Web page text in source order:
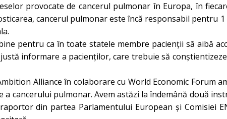
provocate de cancerul pulmonar în Europa, în
cancerul pulmonar este încă responsabil pentru 1
pentru ca în toate statele membre pacienții să aibă
informare a pacienților, care trebuie să
Alliance în colaborare cu World Economic Forum
cancerului pulmonar. Avem astăzi la îndemână două
din partea Parlamentului European și Comisiei